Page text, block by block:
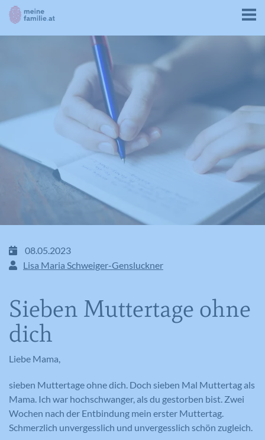
08.05.2023
Lisa Maria Schweiger-Gensluckner
Sieben Muttertage ohne
dich
Liebe Mama,
sieben Muttertage ohne dich. Doch sieben Mal Muttertag als
Mama. Ich war hochschwanger, als du gestorben bist. Zwei
Wochen nach der Entbindung mein erster Muttertag.
Schmerzlich unvergesslich und unvergesslich schön zugleich.